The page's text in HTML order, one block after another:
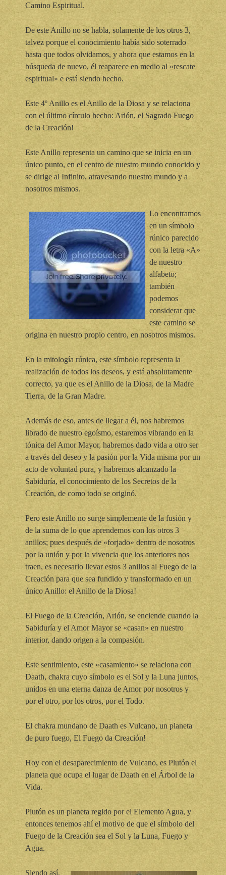
Camino Espiritual.
De este Anillo no se habla, solamente de los otros 3,
talvez porque el conocimiento había sido soterrado
hasta que todos olvidamos, y ahora que estamos en la
búsqueda de nuevo, él reaparece en medio al «rescate
espiritual» e está siendo hecho.
Este 4º Anillo es el Anillo de la Diosa y se relaciona
con el último círculo hecho: Arión, el Sagrado Fuego
de la Creación!
Este Anillo representa un camino que se inicia en un
único punto, en el centro de nuestro mundo conocido y
se dirige al Infinito, atravesando nuestro mundo y a
nosotros mismos.
Lo encontramos
en un símbolo
rúnico parecido
con la letra «A»
de nuestro
alfabeto;
también
podemos
considerar que
este camino se
origina en nuestro propio centro, en nosotros mismos.
En la mitología rúnica, este símbolo representa la
realización de todos los deseos, y está absolutamente
correcto, ya que es el Anillo de la Diosa, de la Madre
Tierra, de la Gran Madre.
Además de eso, antes de llegar a él, nos habremos
librado de nuestro egoísmo, estaremos vibrando en la
tónica del Amor Mayor, habremos dado vida a otro ser
a través del deseo y la pasión por la Vida misma por un
acto de voluntad pura, y habremos alcanzado la
Sabiduría, el conocimiento de los Secretos de la
Creación, de como todo se originó.
Pero este Anillo no surge simplemente de la fusión y
de la suma de lo que aprendemos con los otros 3
anillos; pues después de «forjado» dentro de nosotros
por la unión y por la vivencia que los anteriores nos
traen, es necesario llevar estos 3 anillos al Fuego de la
Creación para que sea fundido y transformado en un
único Anillo: el Anillo de la Diosa!
El Fuego de la Creación, Arión, se enciende cuando la
Sabiduría y el Amor Mayor se «casan» en nuestro
interior, dando origen a la compasión.
Este sentimiento, este «casamiento» se relaciona con
Daath, chakra cuyo símbolo es el Sol y la Luna juntos,
unidos en una eterna danza de Amor por nosotros y
por el otro, por los otros, por el Todo.
El chakra mundano de Daath es Vulcano, un planeta
de puro fuego, El Fuego da Creación!
Hoy con el desaparecimiento de Vulcano, es Plutón el
planeta que ocupa el lugar de Daath en el Árbol de la
Vida.
Plutón es un planeta regido por el Elemento Agua, y
entonces tenemos ahí el motivo de que el símbolo del
Fuego de la Creación sea el Sol y la Luna, Fuego y
Agua.
Siendo así,